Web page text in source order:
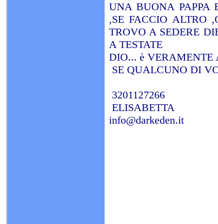
UNA BUONA PAPPA
,SE FACCIO ALTRO
TROVO A SEDERE
A TESTATE
DIO... è
SE QUALCUNO DI
3201127266
ELISABETTA
info@darkeden.it